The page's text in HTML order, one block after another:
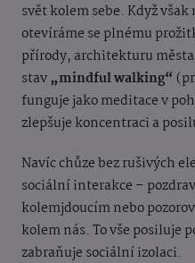
svět kolem sebe. Když
otevíráme se plnému
přírody, architekturu
stav„mindful walking“
funguje jako meditace v
zlepšuje koncentraci a
Navíc chůze bez rušivých
sociální interakce –
kolemjdoucím nebo
kolem nás. To vše posiluje
zabraňuje sociální izolaci.